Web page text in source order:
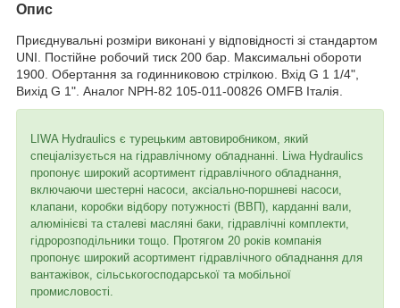
Опис
Приєднувальні розміри виконані у відповідності зі стандартом
UNI. Постійне робочий тиск 200 бар. Максимальні обороти
1900. Обертання за годинниковою стрілкою. Вхід G 1 1/4",
Вихід G 1". Аналог NPH-82 105-011-00826 OMFB Італія.
LIWA Hydraulics є турецьким автовиробником, який
спеціалізується на гідравлічному обладнанні. Liwa Hydraulics
пропонує широкий асортимент гідравлічного обладнання,
включаючи шестерні насоси, аксіально-поршневі насоси,
клапани, коробки відбору потужності (ВВП), карданні вали,
алюмінієві та сталеві масляні баки, гідравлічні комплекти,
гідророзподільники тощо. Протягом 20 років компанія
пропонує широкий асортимент гідравлічного обладнання для
вантажівок, сільськогосподарської та мобільної
промисловості.